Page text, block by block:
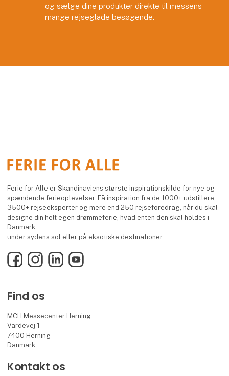
og sælge dine produkter direkte til messens
mange rejseglade besøgende.
Ferie for Alle er Skandinaviens største inspirationskilde for nye og
spændende ferieoplevelser. Få inspiration fra de 1000+ udstillere,
3500+ rejseeksperter og mere end 250 rejseforedrag, når du skal
designe din helt egen drømmeferie, hvad enten den skal holdes i
Danmark,
under sydens sol eller på eksotiske destinationer.
FacebookInstagramLinkedInYouTube
Find os
MCH Messecenter Herning
Vardevej 1
7400 Herning
Danmark
Kontakt os